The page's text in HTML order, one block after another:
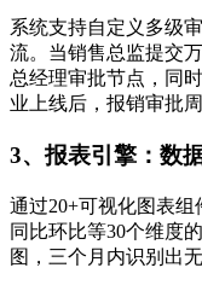
系统支持自定义多级
流。当销售总监提交
总经理审批节点，同
业上线后，报销审批
3、报表引擎：数
通过20+可视化图表组
同比环比等30个维度
图，三个月内识别出